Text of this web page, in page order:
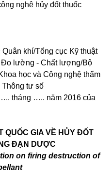
nghệ hủy đốt thuốc
khí/Tổng cục Kỹ thuật
Đo lường - Chất lượng/Bộ
học và Công nghệ thẩm
tư số
tháng ….. năm 2016 của
QUỐC GIA VỀ HỦY ĐỐT
ĐẠN DƯỢC
ion on firing destruction of